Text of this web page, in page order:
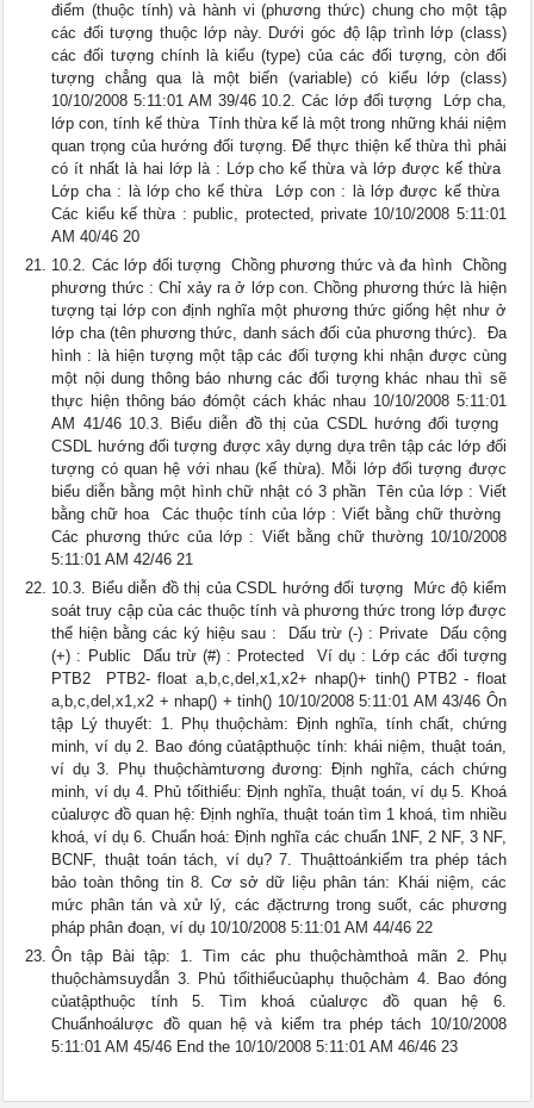
điểm (thuộc tính) và hành vi (phương thức) chung cho một tập
các đối tượng thuộc lớp này. Dưới góc độ lập trình lớp (class)
các đối tượng chính là kiểu (type) của các đối tượng, còn đối
tượng chẳng qua là một biến (variable) có kiểu lớp (class)
10/10/2008 5:11:01 AM 39/46 10.2. Các lớp đối tượng  Lớp cha,
lớp con, tính kế thừa  Tính thừa kế là một trong những khái niệm
quan trọng của hướng đối tượng. Để thực thiện kế thừa thì phải
có ít nhất là hai lớp là : Lớp cho kế thừa và lớp được kế thừa 
Lớp cha : là lớp cho kế thừa  Lớp con : là lớp được kế thừa 
Các kiểu kế thừa : public, protected, private 10/10/2008 5:11:01
AM 40/46 20
10.2. Các lớp đối tượng  Chồng phương thức và đa hình  Chồng
phương thức : Chỉ xảy ra ở lớp con. Chồng phương thức là hiện
tượng tại lớp con định nghĩa một phương thức giống hệt như ở
lớp cha (tên phương thức, danh sách đối của phương thức).  Đa
hình : là hiện tượng một tập các đối tượng khi nhận được cùng
một nội dung thông báo nhưng các đối tượng khác nhau thì sẽ
thực hiện thông báo đómột cách khác nhau 10/10/2008 5:11:01
AM 41/46 10.3. Biểu diễn đồ thị của CSDL hướng đối tượng 
CSDL hướng đối tượng được xây dựng dựa trên tập các lớp đối
tượng có quan hệ với nhau (kế thừa). Mỗi lớp đối tượng được
biểu diễn bằng một hình chữ nhật có 3 phần  Tên của lớp : Viết
bằng chữ hoa  Các thuộc tính của lớp : Viết bằng chữ thường 
Các phương thức của lớp : Viết bằng chữ thường 10/10/2008
5:11:01 AM 42/46 21
10.3. Biểu diễn đồ thị của CSDL hướng đối tượng  Mức độ kiểm
soát truy cập của các thuộc tính và phương thức trong lớp được
thể hiện bằng các ký hiệu sau :  Dấu trừ (-) : Private  Dấu cộng
(+) : Public  Dấu trừ (#) : Protected  Ví dụ : Lớp các đối tượng
PTB2  PTB2- float a,b,c,del,x1,x2+ nhap()+ tinh() PTB2 - float
a,b,c,del,x1,x2 + nhap() + tinh() 10/10/2008 5:11:01 AM 43/46 Ôn
tập Lý thuyết: 1. Phụ thuộchàm: Định nghĩa, tính chất, chứng
minh, ví dụ 2. Bao đóng củatậpthuộc tính: khái niệm, thuật toán,
ví dụ 3. Phụ thuộchàmtương đương: Định nghĩa, cách chứng
minh, ví dụ 4. Phủ tốithiểu: Định nghĩa, thuật toán, ví dụ 5. Khoá
củalược đồ quan hệ: Định nghĩa, thuật toán tìm 1 khoá, tìm nhiều
khoá, ví dụ 6. Chuẩn hoá: Định nghĩa các chuẩn 1NF, 2 NF, 3 NF,
BCNF, thuật toán tách, ví dụ? 7. Thuậttoánkiểm tra phép tách
bảo toàn thông tin 8. Cơ sở dữ liệu phân tán: Khái niệm, các
mức phân tán và xử lý, các đặctrưng trong suốt, các phương
pháp phân đoạn, ví dụ 10/10/2008 5:11:01 AM 44/46 22
Ôn tập Bài tập: 1. Tìm các phu thuộchàmthoả mãn 2. Phụ
thuộchàmsuydẫn 3. Phủ tốithiểucủaphụ thuộchàm 4. Bao đóng
củatậpthuộc tính 5. Tìm khoá củalược đồ quan hệ 6.
Chuẩnhoálược đồ quan hệ và kiểm tra phép tách 10/10/2008
5:11:01 AM 45/46 End the 10/10/2008 5:11:01 AM 46/46 23